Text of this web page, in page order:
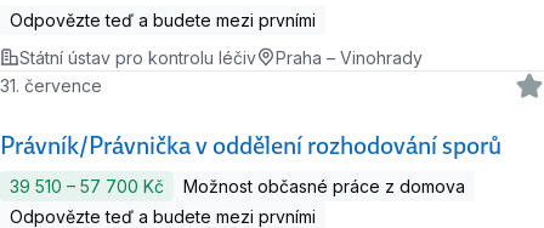
Odpovězte teď a budete mezi prvními
Státní ústav pro kontrolu léčiv
Praha – Vinohrady
Právník/Právnička v oddělení rozhodování sporů
31. července
39 510 ‍–‍ 57 700 Kč
Možnost občasné práce z domova
Odpovězte teď a budete mezi prvními